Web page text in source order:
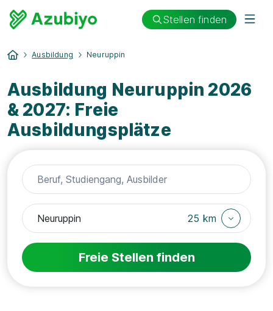
Stellen finden
Ausbildung Neuruppin
Ausbildung Neuruppin 2026
& 2027: Freie
Ausbildungsplätze
25 km
Freie Stellen finden